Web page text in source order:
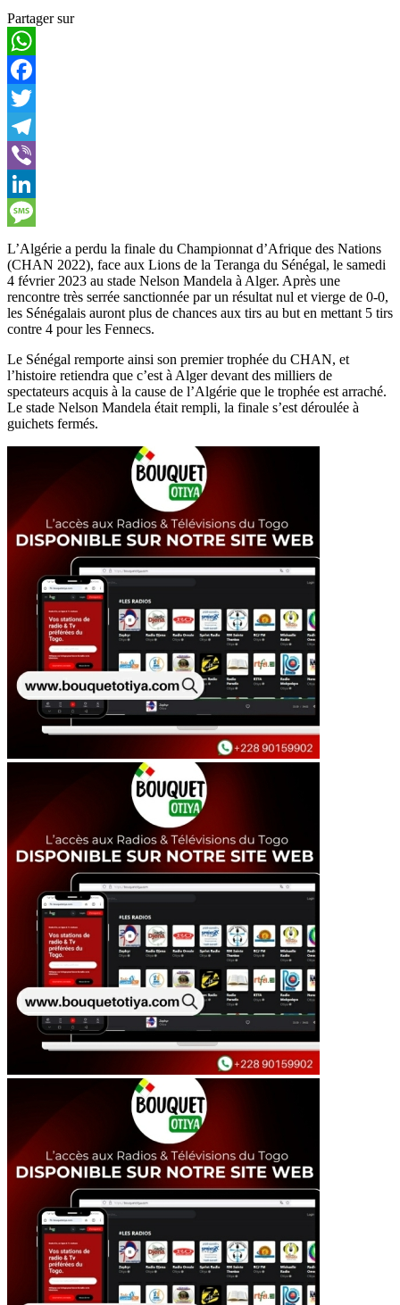
Partager sur
WhatsApp
Facebook
Twitter
Telegram
Viber
LinkedIn
Message
L’Algérie a perdu la finale du Championnat d’Afrique des Nations
(CHAN 2022), face aux Lions de la Teranga du Sénégal, le samedi
4 février 2023 au stade Nelson Mandela à Alger. Après une
rencontre très serrée sanctionnée par un résultat nul et vierge de 0-0,
les Sénégalais auront plus de chances aux tirs au but en mettant 5 tirs
contre 4 pour les Fennecs.
Le Sénégal remporte ainsi son premier trophée du CHAN, et
l’histoire retiendra que c’est à Alger devant des milliers de
spectateurs acquis à la cause de l’Algérie que le trophée est arraché.
Le stade Nelson Mandela était rempli, la finale s’est déroulée à
guichets fermés.